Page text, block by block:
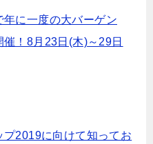
年に一度の大バーゲン
催！8月23日(木)～29日
プ2019に向けて知ってお